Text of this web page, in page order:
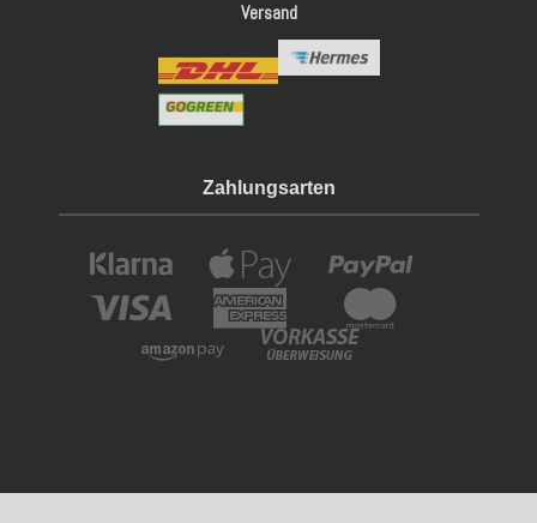
Versand
Zahlungsarten